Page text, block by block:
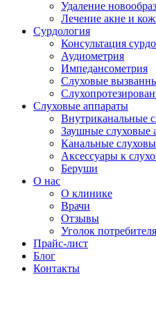
Удаление
Лечение акне и
Сурдология
Консультация
Аудиометрия
Импедансометрия
Слуховые
Слуховые аппараты
Внутриканальные
Заушные слуховые
Канальные
Аксессуары к
Беруши
О нас
О клинике
Врачи
Отзывы
Уголок потребителя
Прайс-лист
Блог
Контакты